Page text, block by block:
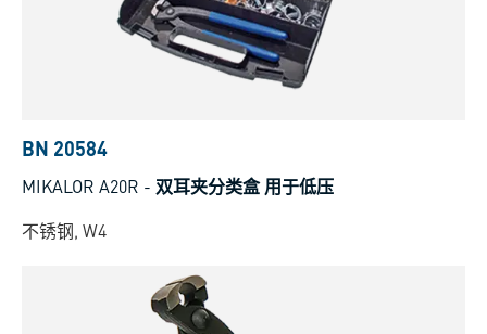
BN 20584
MIKALOR A20R - 双耳夹分类盒 用于低压
不锈钢, W4